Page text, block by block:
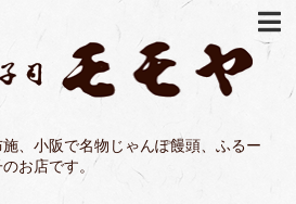
、小阪で名物じゃんぽ饅頭、ふるー
お店です。